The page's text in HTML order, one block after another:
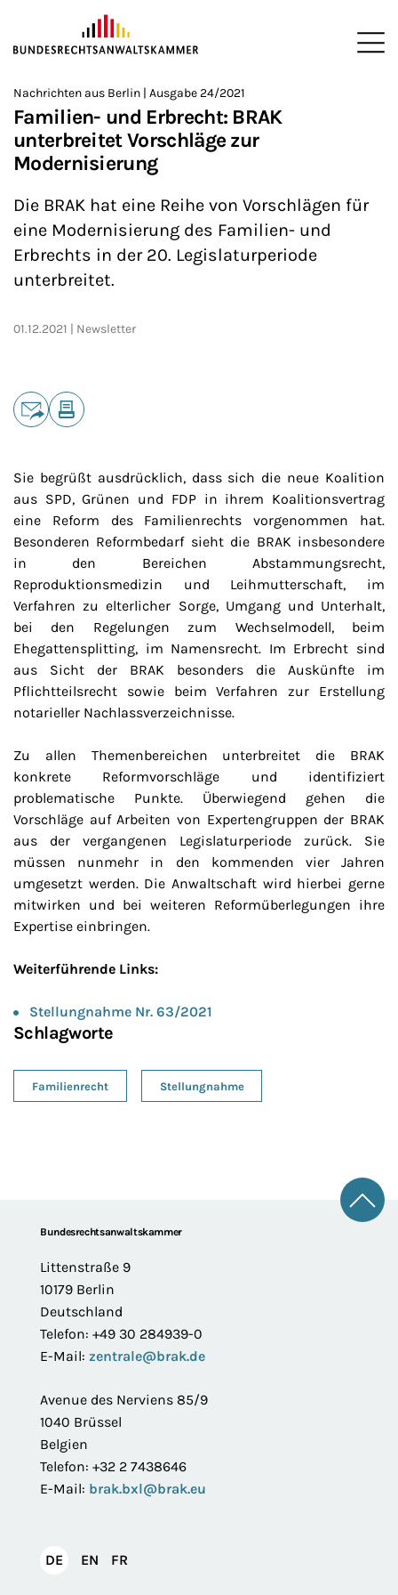
ZUM HAUPTINHALT SPRINGEN
Sie befinden sich hier:
>
Startseite
>
Newsroom
>
Newsletter
>
Nachrichten aus Berlin
Nachrichten aus Berlin | Ausgabe 24/2021
Familien- und Erbrecht: BRAK
unterbreitet Vorschläge zur
Modernisierung
Die BRAK hat eine Reihe von Vorschlägen für
eine Modernisierung des Familien- und
Erbrechts in der 20. Legislaturperiode
unterbreitet.
01.12.2021 Newsletter
Teilen
Sie begrüßt ausdrücklich, dass sich die neue Koalition
aus SPD, Grünen und FDP in ihrem Koalitionsvertrag
eine Reform des Familienrechts vorgenommen hat.
Besonderen Reformbedarf sieht die BRAK insbesondere
in den Bereichen Abstammungsrecht,
Reproduktionsmedizin und Leihmutterschaft, im
Verfahren zu elterlicher Sorge, Umgang und Unterhalt,
bei den Regelungen zum Wechselmodell, beim
Ehegattensplitting, im Namensrecht. Im Erbrecht sind
aus Sicht der BRAK besonders die Auskünfte im
Pflichtteilsrecht sowie beim Verfahren zur Erstellung
notarieller Nachlassverzeichnisse.
Zu allen Themenbereichen unterbreitet die BRAK
konkrete Reformvorschläge und identifiziert
problematische Punkte. Überwiegend gehen die
Vorschläge auf Arbeiten von Expertengruppen der BRAK
aus der vergangenen Legislaturperiode zurück. Sie
müssen nunmehr in den kommenden vier Jahren
umgesetzt werden. Die Anwaltschaft wird hierbei gerne
mitwirken und bei weiteren Reformüberlegungen ihre
Expertise einbringen.
Weiterführende Links:
Stellungnahme Nr. 63/2021
Schlagworte
Familienrecht Stellungnahme
FooterBundesrechtsanwaltskammer
Littenstraße 9
10179 Berlin
Deutschland
Telefon: +49 30 284939-0
E-Mail: zentrale@brak.de
Avenue des Nerviens 85/9
1040 Brüssel
Belgien
Telefon: +32 2 7438646
E-Mail: brak.bxl@brak.eu
DEDeutsch
EN English
FR